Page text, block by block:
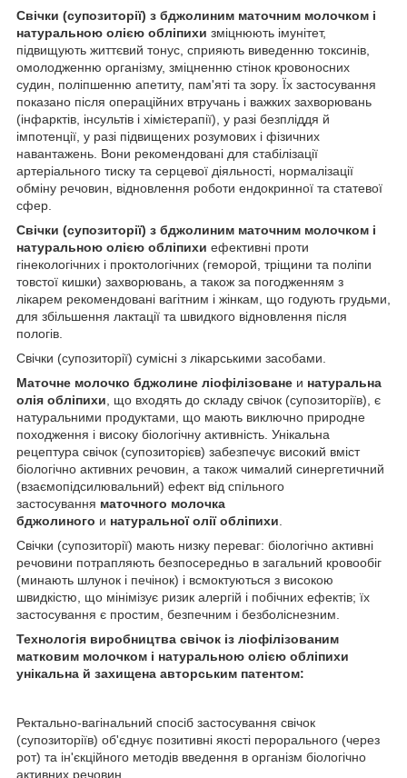
Свічки (супозиторії) з бджолиним маточним молочком і
натуральною олією обліпихи зміцнюють імунітет,
підвищують життєвий тонус, сприяють виведенню токсинів,
омолодженню організму, зміцненню стінок кровоносних
судин, поліпшенню апетиту, пам'яті та зору. Їх застосування
показано після операційних втручань і важких захворювань
(інфарктів, інсультів і хімієтерапії), у разі безпліддя й
імпотенції, у разі підвищених розумових і фізичних
навантажень. Вони рекомендовані для стабілізації
артеріального тиску та серцевої діяльності, нормалізації
обміну речовин, відновлення роботи ендокринної та статевої
сфер.
Свічки (супозиторії) з бджолиним маточним молочком і
натуральною олією обліпихи ефективні проти
гінекологічних і проктологічних (геморой, тріщини та поліпи
товстої кишки) захворювань, а також за погодженням з
лікарем рекомендовані вагітним і жінкам, що годують грудьми,
для збільшення лактації та швидкого відновлення після
пологів.
Свічки (супозиторії) сумісні з лікарськими засобами.
Маточне молочко бджолине ліофілізоване и натуральна
олія обліпихи , що входять до складу свічок (супозиторіїв), є
натуральними продуктами, що мають виключно природне
походження і високу біологічну активність. Унікальна
рецептура свічок (супозиторієв) забезпечує високий вміст
біологічно активних речовин, а також чималий синергетичний
(взаємопідсилювальний) ефект від спільного
застосування маточного молочка
бджолиного и натуральної олії обліпихи
Свічки (супозиторії) мають низку переваг: біологічно активні
речовини потрапляють безпосередньо в загальний кровообіг
(минають шлунок і печінок) і всмоктуються з високою
швидкістю, що мінімізує ризик алергій і побічних ефектів; їх
застосування є простим, безпечним і безболіснезним.
Технологія виробництва свічок із ліофілізованим
матковим молочком і натуральною олією обліпихи
унікальна й захищена авторським патентом:
Ректально-вагінальний спосіб застосування свічок
(супозиторіїв) об'єднує позитивні якості перорального (через
рот) та ін'єкційного методів введення в організм біологічно
активних речовин.